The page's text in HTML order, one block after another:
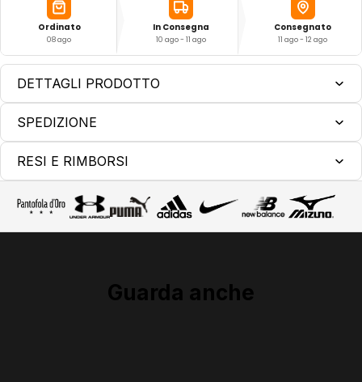
Ordinato
08 ago
In Consegna
10 ago - 11 ago
Consegnato
11 ago - 12 ago
DETTAGLI PRODOTTO
SPEDIZIONE
RESI E RIMBORSI
Guarda anche